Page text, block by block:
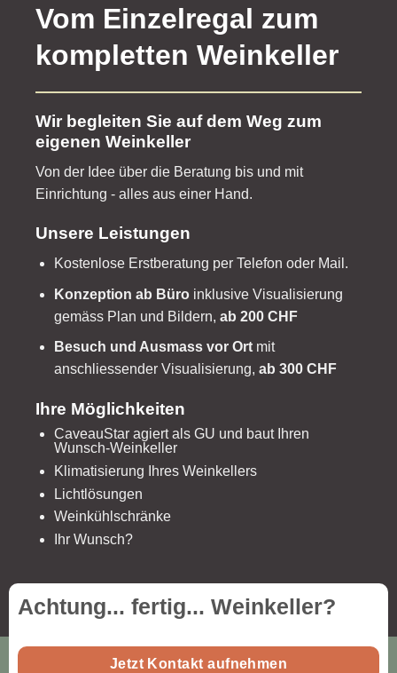
Vom Einzelregal zum
kompletten Weinkeller
Wir begleiten Sie auf dem Weg zum
eigenen Weinkeller
Von der Idee über die Beratung bis und mit
Einrichtung - alles aus einer Hand.
Unsere Leistungen
Kostenlose Erstberatung per Telefon oder Mail.
Konzeption ab Büroinklusive Visualisierung
gemäss Plan und Bildern, ab 200 CHF
Besuch und Ausmass vor Ortmit
anschliessender Visualisierung, ab 300 CHF
Ihre Möglichkeiten
CaveauStar agiert als GU und baut Ihren
Wunsch-Weinkeller
Klimatisierung Ihres Weinkellers
Lichtlösungen
Weinkühlschränke
Ihr Wunsch?
Achtung... fertig... Weinkeller?
Jetzt Kontakt aufnehmen